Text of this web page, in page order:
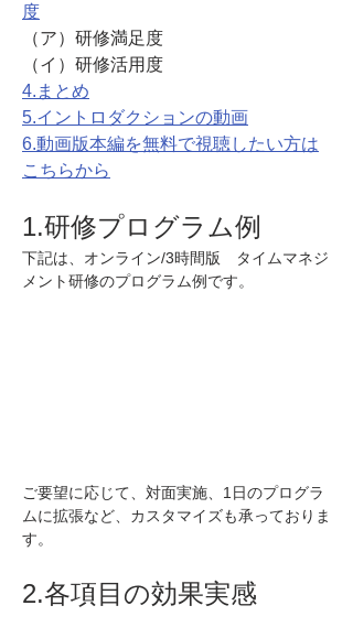
度
（ア）研修満足度
（イ）研修活用度
4.まとめ
5.イントロダクションの動画
6.動画版本編を無料で視聴したい方は
こちらから
1.研修プログラム例
下記は、オンライン/3時間版　タイムマネジ
メント研修のプログラム例です。
ご要望に応じて、対面実施、1日のプログラ
ムに拡張など、カスタマイズも承っておりま
す。
2.各項目の効果実感